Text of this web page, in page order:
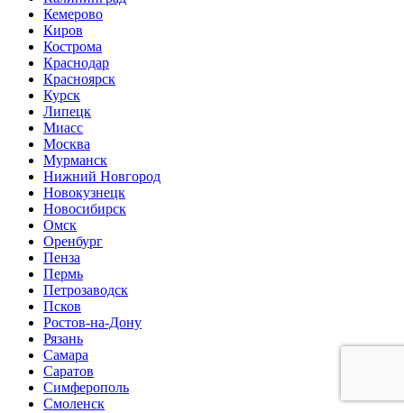
Кемерово
Киров
Кострома
Краснодар
Красноярск
Курск
Липецк
Миасс
Москва
Мурманск
Нижний Новгород
Новокузнецк
Новосибирск
Омск
Оренбург
Пенза
Пермь
Петрозаводск
Псков
Ростов-на-Дону
Рязань
Самара
Саратов
Симферополь
Смоленск